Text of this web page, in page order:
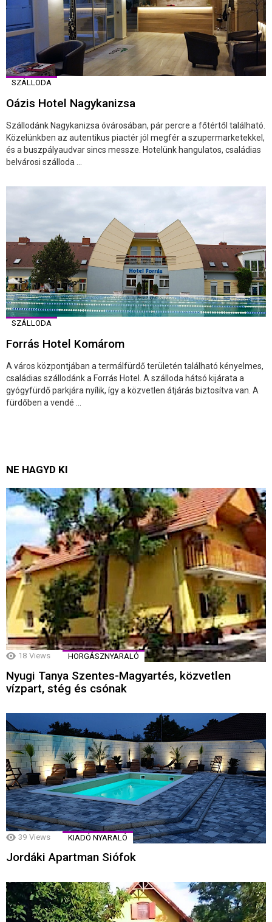
SZÁLLODA
Oázis Hotel Nagykanizsa
Szállodánk Nagykanizsa óvárosában, pár percre a főtértől található.
Közelünkben az autentikus piactér jól megfér a szupermarketekkel,
és a buszpályaudvar sincs messze. Hotelünk hangulatos, családias
belvárosi szálloda ...
SZÁLLODA
Forrás Hotel Komárom
A város központjában a termálfürdő területén található kényelmes,
családias szállodánk a Forrás Hotel. A szálloda hátsó kijárata a
gyógyfürdő parkjára nyílik, így a közvetlen átjárás biztosítva van. A
fürdőben a vendé ...
NE HAGYD KI
18 Views HORGÁSZNYARALÓ
Nyugi Tanya Szentes-Magyartés, közvetlen
vízpart, stég és csónak
39 Views KIADÓ NYARALÓ
Jordáki Apartman Siófok